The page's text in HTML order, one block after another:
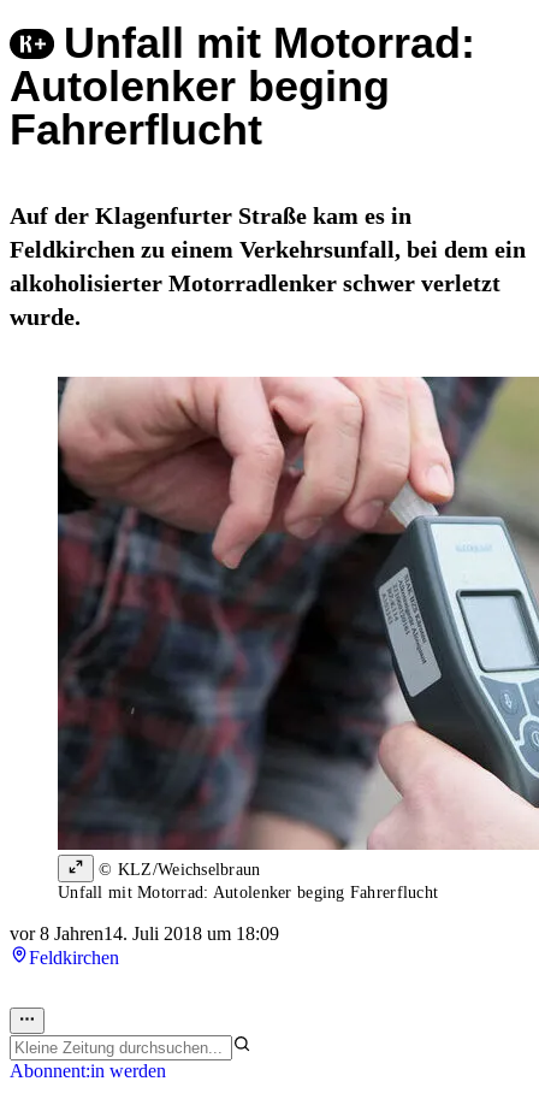
Unfall mit Motorrad:
Autolenker beging
Fahrerflucht
Auf der Klagenfurter Straße kam es in
Feldkirchen zu einem Verkehrsunfall, bei dem ein
alkoholisierter Motorradlenker schwer verletzt
wurde.
© KLZ/Weichselbraun
Unfall mit Motorrad: Autolenker beging Fahrerflucht
vor 8 Jahren14. Juli 2018 um 18:09
Feldkirchen
Abonnent:in werden